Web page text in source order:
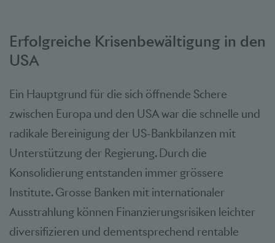
Erfolgreiche Krisenbewältigung in den
USA
Ein Hauptgrund für die sich öffnende Schere
zwischen Europa und den USA war die schnelle und
radikale Bereinigung der US-Bankbilanzen mit
Unterstützung der Regierung. Durch die
Konsolidierung entstanden immer grössere
Institute. Grosse Banken mit internationaler
Ausstrahlung können Finanzierungsrisiken leichter
diversifizieren und dementsprechend rentable